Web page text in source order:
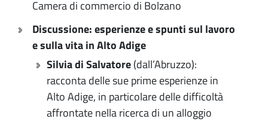
Camera di commercio di Bolzano
Discussione: esperienze e spunti sul lavoro
e sulla vita in Alto Adige
Silvia di Salvatore(dall’Abruzzo):
racconta delle sue prime esperienze in
Alto Adige, in particolare delle difficoltà
affrontate nella ricerca di un alloggio